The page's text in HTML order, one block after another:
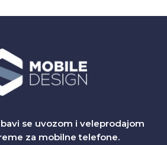
se uvozom i veleprodajom
za mobilne telefone.